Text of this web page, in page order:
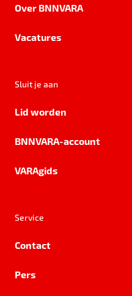
Over BNNVARA
Vacatures
Sluit je aan
Lid worden
BNNVARA-account
VARAgids
Service
Contact
Pers